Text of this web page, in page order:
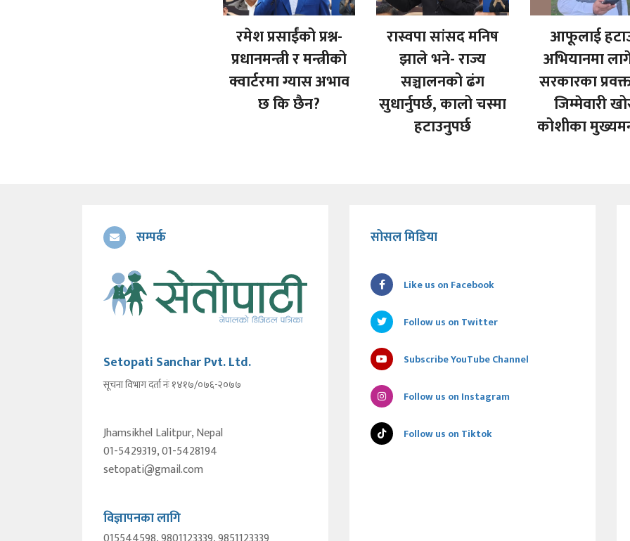
रमेश प्रसाईंको प्रश्न-
प्रधानमन्त्री र मन्त्रीको
क्वार्टरमा ग्यास अभाव
छ कि छैन?
रास्वपा सांसद मनिष
झाले भने- राज्य
सञ्चालनको ढंग
सुधार्नुपर्छ, कालो चस्मा
हटाउनुपर्छ
आफूलाई
अभियानमा
सरकारका
जिम्मेवारी
कोशीका
सम्पर्क
Setopati Sanchar Pvt. Ltd.
सूचना विभाग दर्ता नंः १४१७/०७६-२०७७
Jhamsikhel Lalitpur, Nepal
01-5429319, 01-5428194
setopati@gmail.com
विज्ञापनका लागि
सोसल मिडिया
Like us on Facebook
Follow us on Twitter
Subscribe YouTube Channel
Follow us on Instagram
Follow us on Tiktok